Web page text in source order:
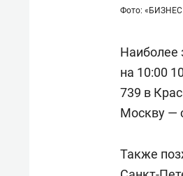
Фото: «БИЗНЕС
Наиболее
на 10:00
739 в
Москву —
Также